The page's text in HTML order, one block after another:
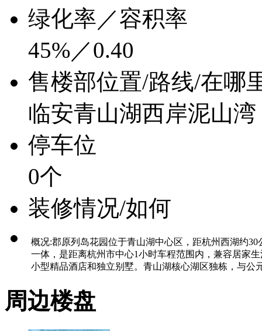
绿化率／容积率
45%／0.40
售楼部位置/路线/在哪
临安青山湖西岸泥山
停车位
0个
装修情况/如何
概况:郡原列岛花园位于青山湖中心区，距杭州西湖约
一体，是距离杭州市中心1小时车程范围内，兼容居家
小型精品酒店和独立别墅。青山湖核心湖区独栋，与公
周边楼盘